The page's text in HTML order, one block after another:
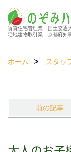
賃貸住宅管理業 国土交通
宅地建物取引業 京都府知
ホーム スタッ
前の記事